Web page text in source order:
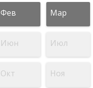
Фев Мар
Июн Июл
Окт Ноя